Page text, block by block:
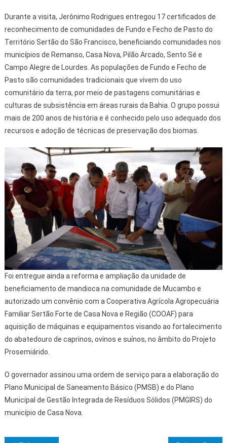
Durante a visita, Jerônimo Rodrigues entregou 17 certificados de
reconhecimento de comunidades de Fundo e Fecho de Pasto do
Território Sertão do São Francisco, beneficiando comunidades nos
municípios de Remanso, Casa Nova, Pilão Arcado, Sento Sé e
Campo Alegre de Lourdes. As populações de Fundo e Fecho de
Pasto são comunidades tradicionais que vivem do uso
comunitário da terra, por meio de pastagens comunitárias e
culturas de subsistência em áreas rurais da Bahia. O grupo possui
mais de 200 anos de história e é conhecido pelo uso adequado dos
recursos e adoção de técnicas de preservação dos biomas.
Foi entregue ainda a reforma e ampliação da unidade de
beneficiamento de mandioca na comunidade de Mucambo e
autorizado um convênio com a Cooperativa Agrícola Agropecuária
Familiar Sertão Forte de Casa Nova e Região (COOAF) para
aquisição de máquinas e equipamentos visando ao fortalecimento
do abatedouro de caprinos, ovinos e suínos, no âmbito do Projeto
Prosemiárido.
O governador assinou uma ordem de serviço para a elaboração do
Plano Municipal de Saneamento Básico (PMSB) e do Plano
Municipal de Gestão Integrada de Resíduos Sólidos (PMGIRS) do
município de Casa Nova.